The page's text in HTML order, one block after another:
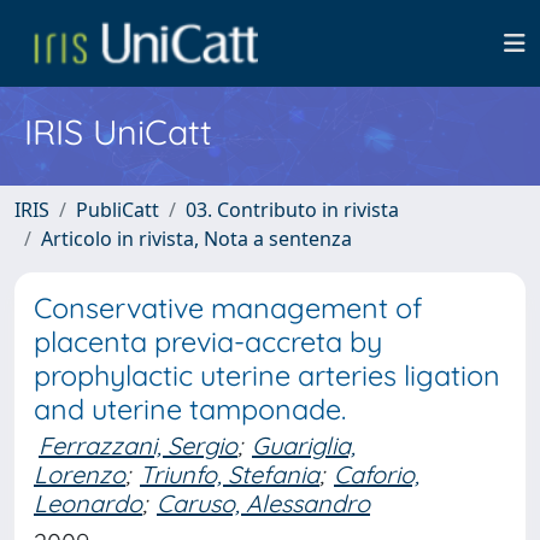
IRIS UniCatt
IRIS PubliCatt
03. Contributo in rivista
Articolo in rivista, Nota a sentenza
Conservative management of
placenta previa-accreta by
prophylactic uterine arteries ligation
and uterine tamponade.
Ferrazzani, Sergio; Guariglia,
Lorenzo; Triunfo, Stefania; Caforio,
Leonardo; Caruso, Alessandro